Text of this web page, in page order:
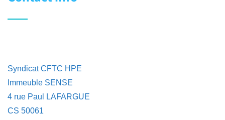
Syndicat CFTC HPE
Immeuble SENSE
4 rue Paul LAFARGUE
CS 50061